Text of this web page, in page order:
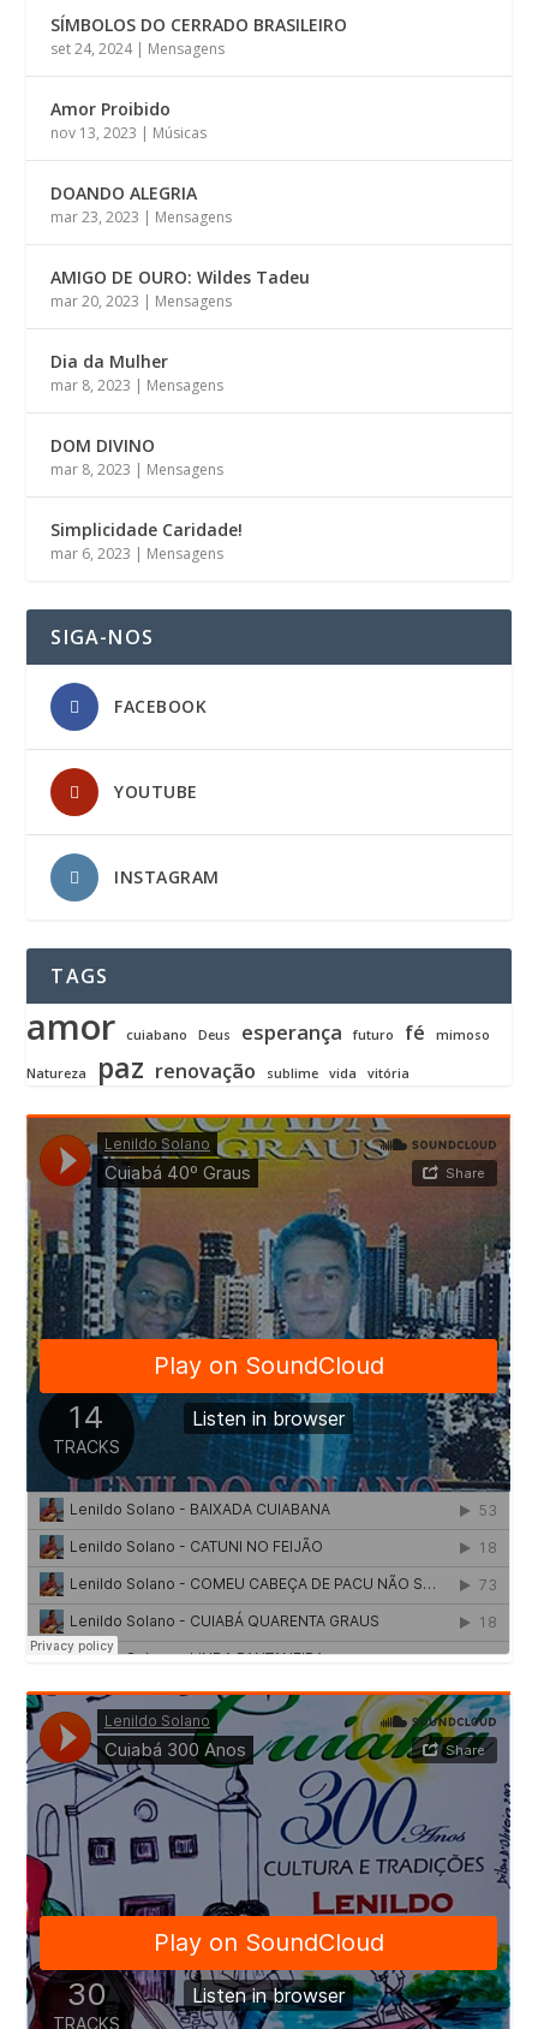
SÍMBOLOS DO CERRADO BRASILEIRO
set 24, 2024| Mensagens
Amor Proibido
nov 13, 2023 | Músicas
DOANDO ALEGRIA
mar 23, 2023 | Mensagens
AMIGO DE OURO: Wildes Tadeu
mar 20, 2023 | Mensagens
Dia da Mulher
mar 8, 2023 | Mensagens
DOM DIVINO
mar 8, 2023 | Mensagens
Simplicidade Caridade!
mar 6, 2023 | Mensagens
SIGA-NOS
FACEBOOK
YOUTUBE
INSTAGRAM
TAGS
amor cuiabano Deus esperança futuro fé mimoso
Natureza paz renovação sublime vida vitória